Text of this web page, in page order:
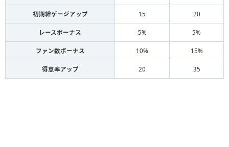
初期絆ゲージアップ 15 20
レースボーナス 5% 5%
ファン数ボーナス 10% 15%
得意率アップ 20 35